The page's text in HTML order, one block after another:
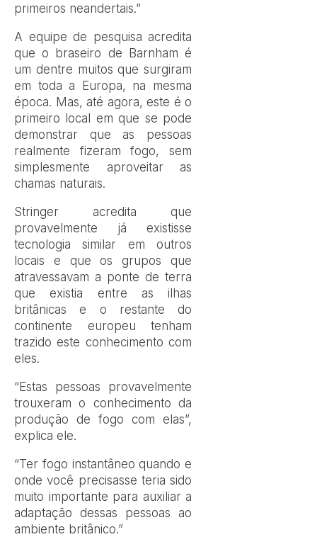
primeiros neandertais.”
A equipe de pesquisa acredita
que o braseiro de Barnham é
um dentre muitos que surgiram
em toda a Europa, na mesma
época. Mas, até agora, este é o
primeiro local em que se pode
demonstrar que as pessoas
realmente fizeram fogo, sem
simplesmente aproveitar as
chamas naturais.
Stringer acredita que
provavelmente já existisse
tecnologia similar em outros
locais e que os grupos que
atravessavam a ponte de terra
que existia entre as ilhas
britânicas e o restante do
continente europeu tenham
trazido este conhecimento com
eles.
“Estas pessoas provavelmente
trouxeram o conhecimento da
produção de fogo com elas”,
explica ele.
“Ter fogo instantâneo quando e
onde você precisasse teria sido
muito importante para auxiliar a
adaptação dessas pessoas ao
ambiente britânico.”